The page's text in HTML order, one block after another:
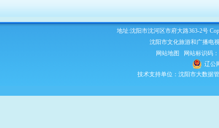
地址:沈阳市沈河区市府大路363-2号
沈阳市文化旅游和广播电
网站地图
网站标识码
辽公
技术支持单位：沈阳市大数据